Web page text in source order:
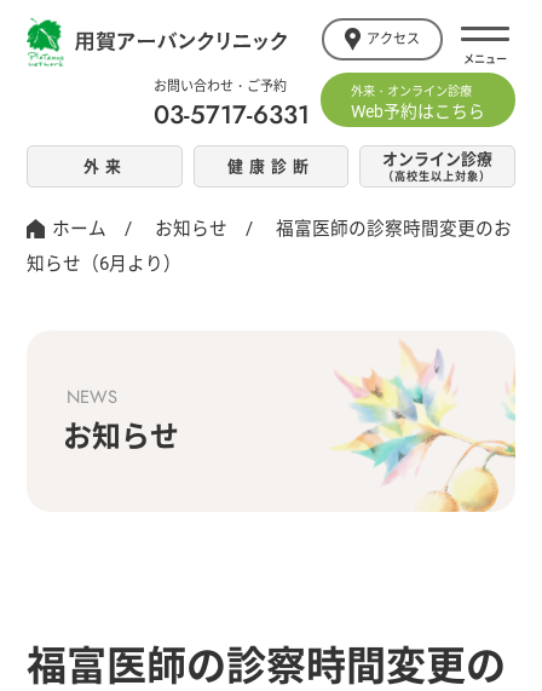
お問い合わせ・ご予約
03-5717-6331
外来・オンライン診療
Web予約はこちら
アクセス
外来 健康診断 オンライン診療
（高校生以上対象）
ホーム / お知らせ /福富医師の診察時間変更のお
知らせ（6月より）
NEWS
お知らせ
福富医師の診察時間変更の